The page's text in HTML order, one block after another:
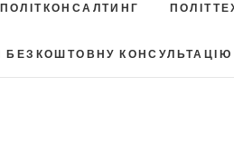
ПОЛІТКОНСАЛТИНГ
БЕЗКОШТОВНУ КОНСУЛЬТАЦІЮ